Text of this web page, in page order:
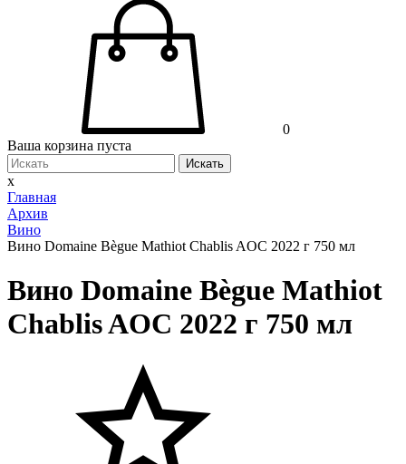
0
Ваша корзина пуста
Искать
x
Главная
Архив
Вино
Вино Domaine Bègue Mathiot Chablis AOC 2022 г 750 мл
Вино Domaine Bègue Mathiot
Chablis AOC 2022 г 750 мл